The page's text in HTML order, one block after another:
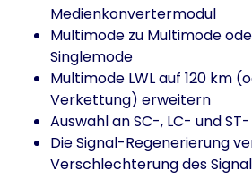
Medienkonvertermodul
Multimode zu Multimode
Singlemode
Multimode LWL auf 120 km
Verkettung) erweitern
Auswahl an SC-, LC- und
Die Signal-Regenerierung
Verschlechterung des